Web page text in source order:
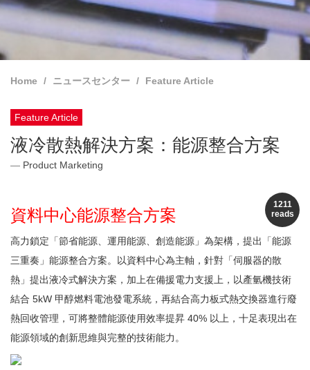
Home ニュースセンター Feature Article
Feature Article
液冷散熱解決方案：能源整合方案
Product Marketing
1211
reads
資料中心能源整合方案
高力鎖定「節省能源、運用能源、創造能源」為架構，提出「能源
三重奏」能源整合方案。以資料中心為主軸，針對「伺服器的散
熱」提出液冷式解決方案，加上在備援電力支援上，以產氫機技術
結合 5kW 甲醇燃料電池發電系統，再結合高力板式熱交換器進行廢
熱回收管理，可將整體能源使用效率提昇 40% 以上，十足表現出在
能源領域的創新思維與完整的技術能力。